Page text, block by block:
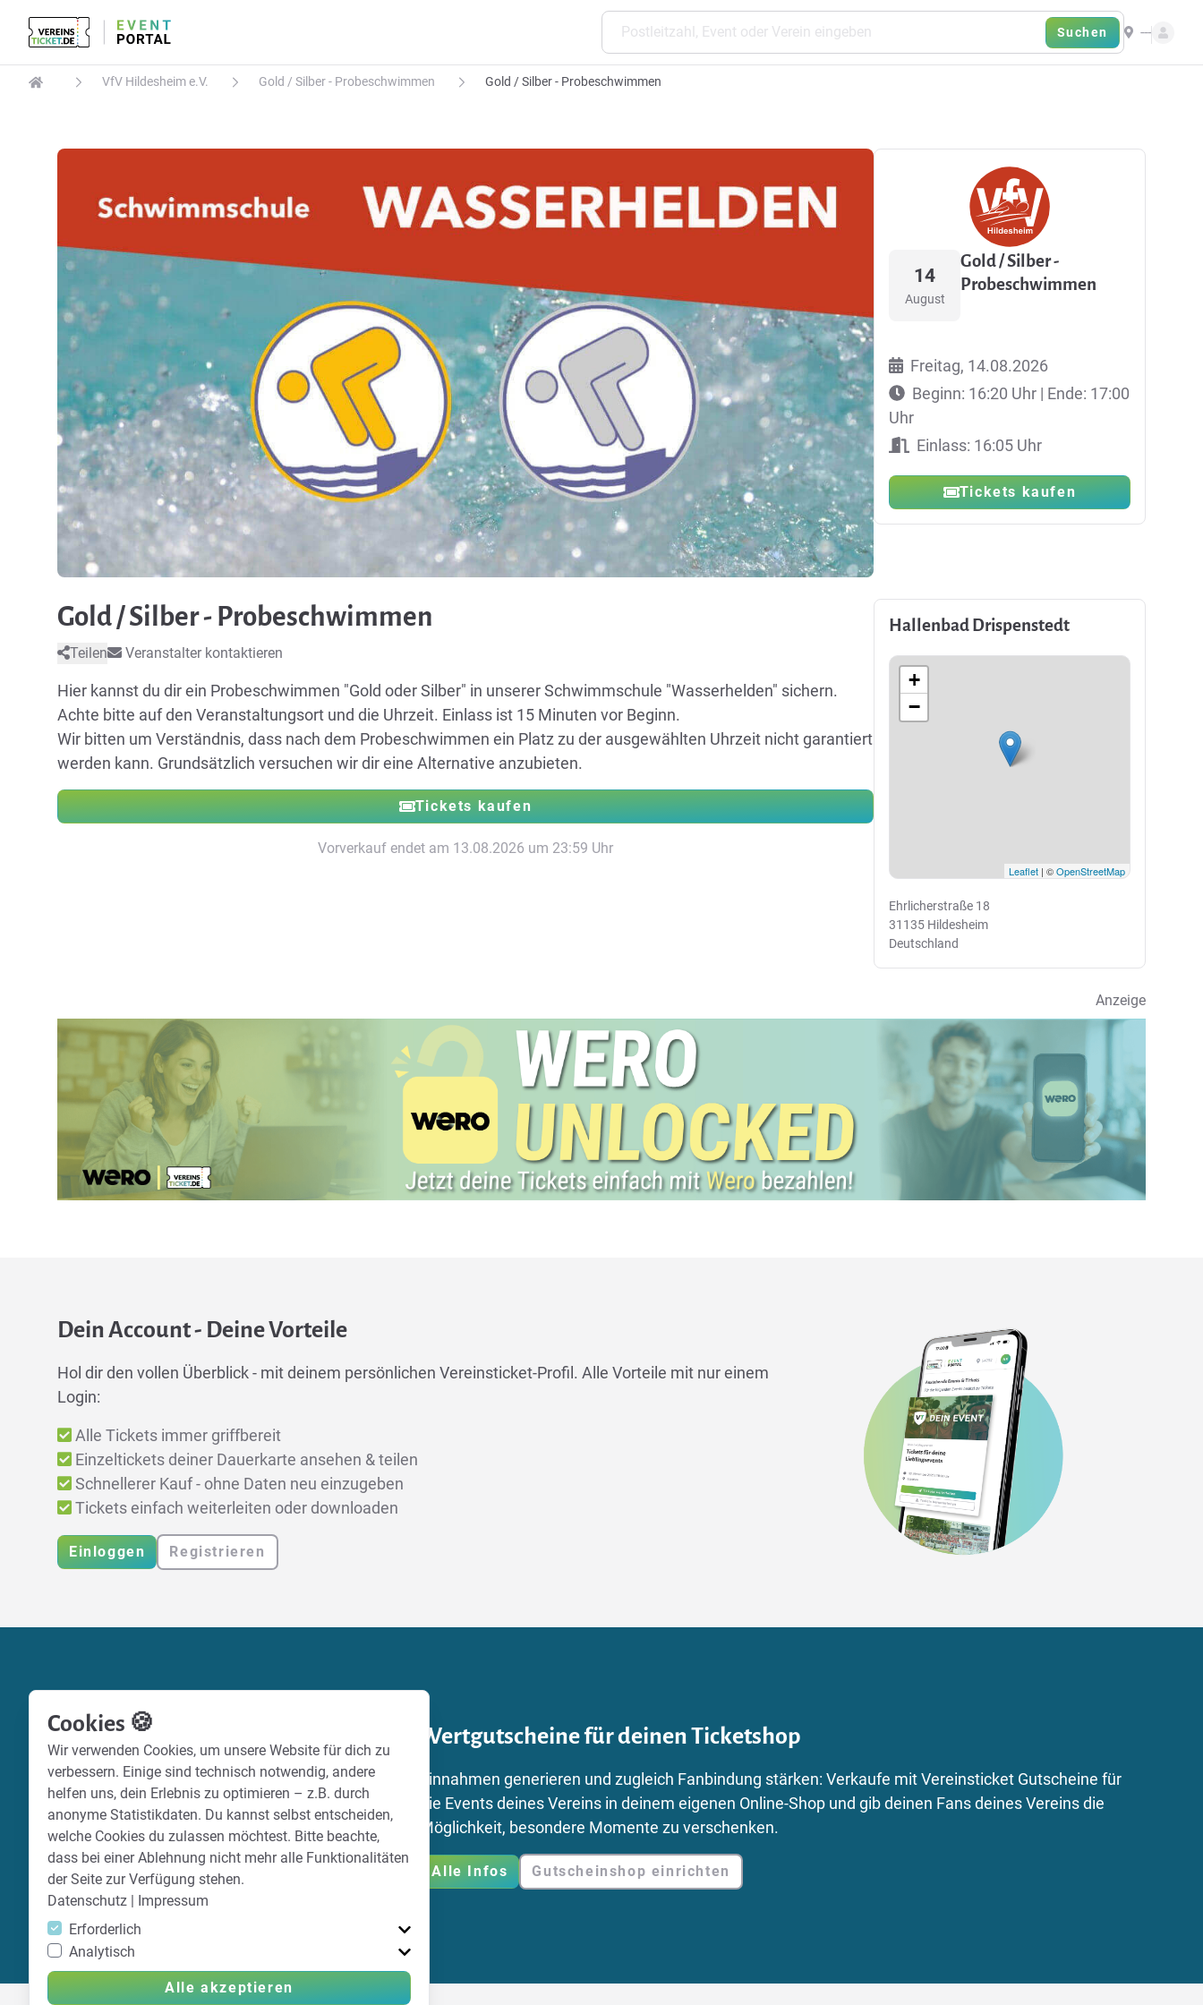
Suchen ---
VfV Hildesheim e.V. Gold / Silber - Probeschwimmen Gold / Silber - Probeschwimmen
14
August
Gold / Silber -
Probeschwimmen
Freitag, 14.08.2026
Beginn: 16:20 Uhr | Ende: 17:00
Uhr
Einlass: 16:05 Uhr
Tickets kaufen
Gold / Silber - Probeschwimmen
Teilen Veranstalter kontaktieren
Hier kannst du dir ein Probeschwimmen "Gold oder Silber" in unserer Schwimmschule "Wasserhelden" sichern.
Achte bitte auf den Veranstaltungsort und die Uhrzeit. Einlass ist 15 Minuten vor Beginn.
Wir bitten um Verständnis, dass nach dem Probeschwimmen ein Platz zu der ausgewählten Uhrzeit nicht garantiert
werden kann. Grundsätzlich versuchen wir dir eine Alternative anzubieten.
Tickets kaufen
Vorverkauf endet am 13.08.2026 um 23:59 Uhr
Hallenbad Drispenstedt
+
−
Leaflet | ©OpenStreetMap
Ehrlicherstraße 18
31135 Hildesheim
Deutschland
Anzeige
Dein Account - Deine Vorteile
Hol dir den vollen Überblick - mit deinem persönlichen Vereinsticket-Profil. Alle Vorteile mit nur einem
Login:
Alle Tickets immer griffbereit
Einzeltickets deiner Dauerkarte ansehen & teilen
Schnellerer Kauf - ohne Daten neu einzugeben
Tickets einfach weiterleiten oder downloaden
Einloggen Registrieren
Wertgutscheine für deinen Ticketshop
Einnahmen generieren und zugleich Fanbindung stärken: Verkaufe mit Vereinsticket Gutscheine für
die Events deines Vereins in deinem eigenen Online-Shop und gib deinen Fans deines Vereins die
Möglichkeit, besondere Momente zu verschenken.
Alle Infos Gutscheinshop einrichten
Cookies 🍪
Wir verwenden Cookies, um unsere Website für dich zu
verbessern. Einige sind technisch notwendig, andere
helfen uns, dein Erlebnis zu optimieren – z.B. durch
anonyme Statistikdaten. Du kannst selbst entscheiden,
welche Cookies du zulassen möchtest. Bitte beachte,
dass bei einer Ablehnung nicht mehr alle Funktionalitäten
der Seite zur Verfügung stehen.
Datenschutz | Impressum
Erforderlich
Analytisch
Alle akzeptieren